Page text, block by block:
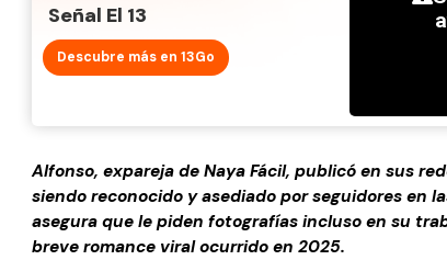
Señal El 13
Descubre más en 13Go
Alfonso, expareja de Naya Fácil, publicó en sus
siendo reconocido y asediado por seguidores en
asegura que le piden fotografías incluso en su
breve romance viral ocurrido en 2025.